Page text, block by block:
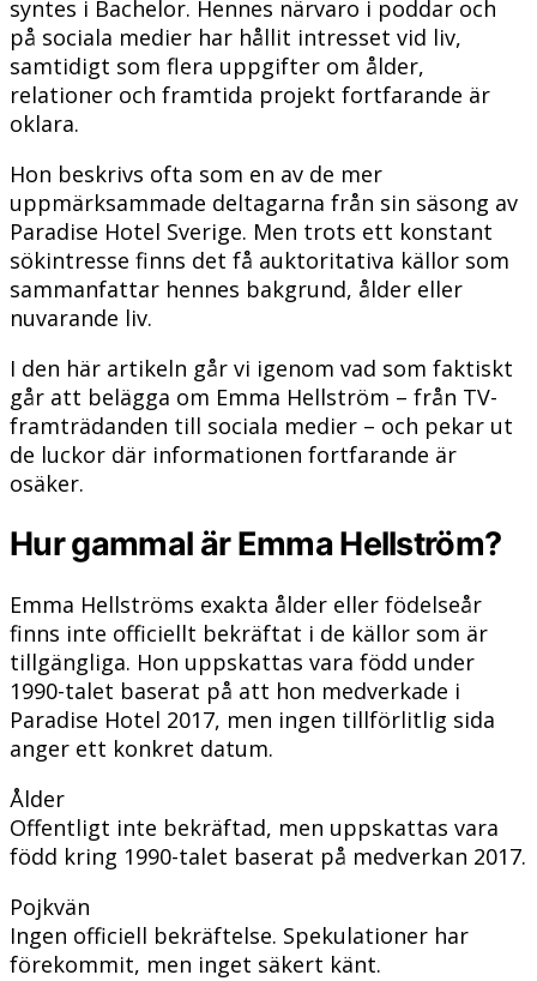
syntes i Bachelor. Hennes närvaro i poddar och
på sociala medier har hållit intresset vid liv,
samtidigt som flera uppgifter om ålder,
relationer och framtida projekt fortfarande är
oklara.
Hon beskrivs ofta som en av de mer
uppmärksammade deltagarna från sin säsong av
Paradise Hotel Sverige. Men trots ett konstant
sökintresse finns det få auktoritativa källor som
sammanfattar hennes bakgrund, ålder eller
nuvarande liv.
I den här artikeln går vi igenom vad som faktiskt
går att belägga om Emma Hellström – från TV-
framträdanden till sociala medier – och pekar ut
de luckor där informationen fortfarande är
osäker.
Hur gammal är Emma Hellström?
Emma Hellströms exakta ålder eller födelseår
finns inte officiellt bekräftat i de källor som är
tillgängliga. Hon uppskattas vara född under
1990-talet baserat på att hon medverkade i
Paradise Hotel 2017, men ingen tillförlitlig sida
anger ett konkret datum.
Ålder
Offentligt inte bekräftad, men uppskattas vara
född kring 1990-talet baserat på medverkan 2017.
Pojkvän
Ingen officiell bekräftelse. Spekulationer har
förekommit, men inget säkert känt.